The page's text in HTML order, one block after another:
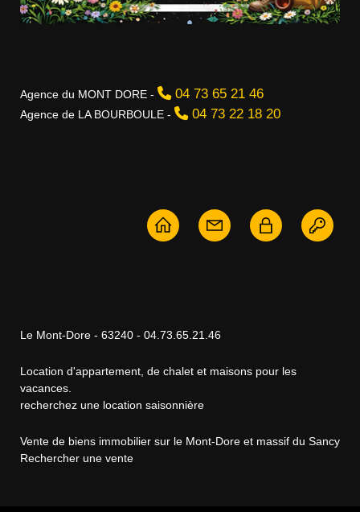
Agence du MONT DORE - 04 73 65 21 46
Agence de LA BOURBOULE - 04 73 22 18 20
Le Mont-Dore - 63240 - 04.73.65.21.46
Location d'appartement, de chalet et maisons pour les
vacances.
recherchez une location saisonnière
Vente de biens immobilier sur le Mont-Dore et massif du Sancy
Rechercher une vente